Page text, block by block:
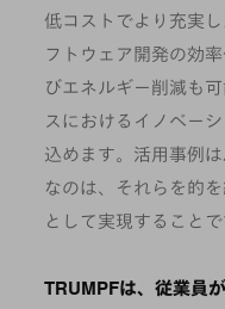
低コストでより充実
フトウェア開発の効
びエネルギー削減も
スにおけるイノベー
込めます。活用事例
なのは、それらを的
として実現することで
TRUMPFは、従業員